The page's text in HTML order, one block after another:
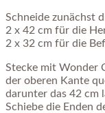
Schneide zunächst
2 x 42 cm für die
2 x 32 cm für die
Stecke mit Wonder
der oberen Kante
darunter das 42 cm
Schiebe die Enden